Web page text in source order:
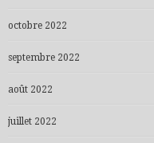
octobre 2022
septembre 2022
août 2022
juillet 2022